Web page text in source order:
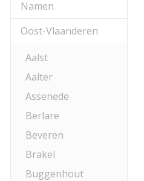
Namen
Oost-Vlaanderen
Aalst
Aalter
Assenede
Berlare
Beveren
Brakel
Buggenhout